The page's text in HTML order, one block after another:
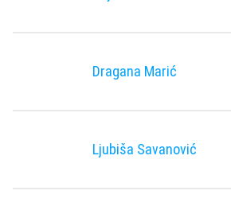
Dragana Marić
Ljubiša Savanović